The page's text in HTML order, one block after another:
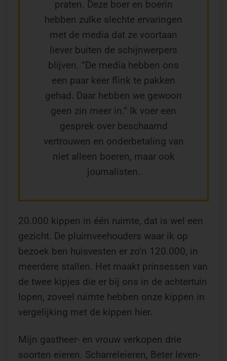
praten. Deze boer en boerin
hebben zulke slechte ervaringen
met de media dat ze voortaan
liever buiten de schijnwerpers
blijven. “De media hebben ons
een paar keer flink te pakken
gehad. Daar hebben we gewoon
geen zin meer in.” Ik voer een
gesprek over beschaamd
vertrouwen en onderbetaling van
niet alleen boeren, maar ook
journalisten.
20.000 kippen in één ruimte, dat is wel een
gezicht. De pluimveehouders waar ik op
bezoek ben huisvesten er zo’n 120.000, in
meerdere stallen. Het maakt prinsessen van
de twee kipjes die er bij ons in de achtertuin
lopen, zoveel ruimte hebben onze kippen in
vergelijking met de kippen hier.
Mijn gastheer- en vrouw verkopen drie
soorten eieren. Scharreleieren, Beter leven-